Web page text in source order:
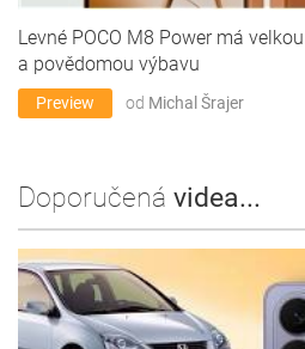
Levné POCO M8 Power má
a povědomou výbavu
Preview od Michal Šrajer
Doporučená videa...